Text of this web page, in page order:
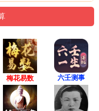
梅花易数 六壬测事